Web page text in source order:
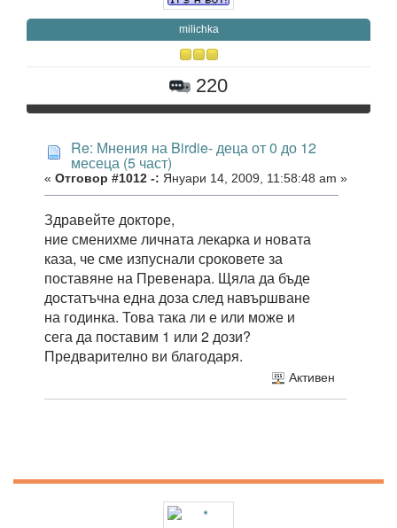
milichka
220
Re: Мнения на Birdie- деца от 0 до 12
месеца (5 част)
« Отговор #1012 -: Януари 14, 2009, 11:58:48 am »
Здравейте докторе,
ние сменихме личната лекарка и новата
каза, че сме изпуснали сроковете за
поставяне на Превенара. Щяла да бъде
достатъчна една доза след навършване
на годинка. Това така ли е или може и
сега да поставим 1 или 2 дози?
Предварително ви благодаря.
Активен